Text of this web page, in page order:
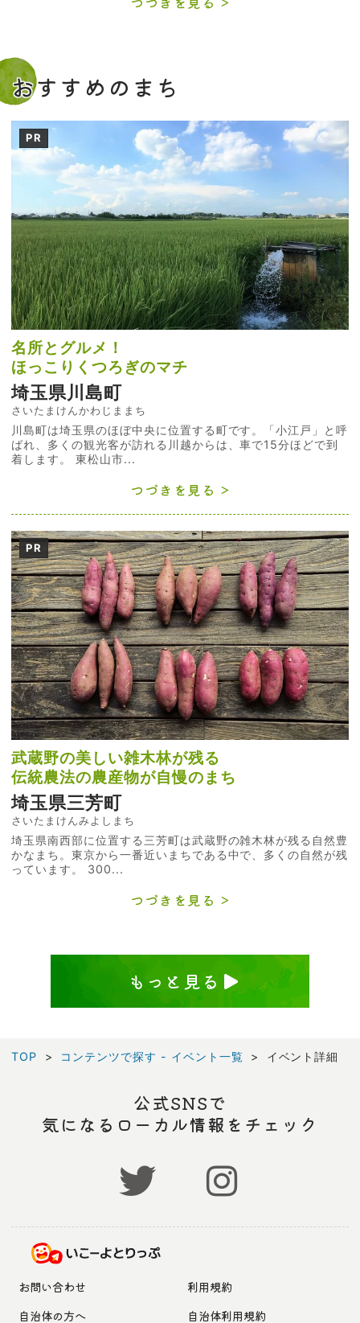
おすすめのまち
PR
名所とグルメ！
ほっこりくつろぎのマチ
埼玉県川島町
さいたまけんかわじままち
川島町は埼玉県のほぼ中央に位置する町です。「小江戸」と呼
ばれ、多くの観光客が訪れる川越からは、車で15分ほどで到
着します。 東松山市...
つづきを見る
PR
武蔵野の美しい雑木林が残る
伝統農法の農産物が自慢のまち
埼玉県三芳町
さいたまけんみよしまち
埼玉県南西部に位置する三芳町は武蔵野の雑木林が残る自然豊
かなまち。東京から一番近いまちである中で、多くの自然が残
っています。 300...
つづきを見る
もっと見る
TOP コンテンツで探す - イベント一覧 イベント詳細
公式SNSで
気になるローカル情報をチェック
お問い合わせ
利用規約
自治体の方へ
自治体利用規約